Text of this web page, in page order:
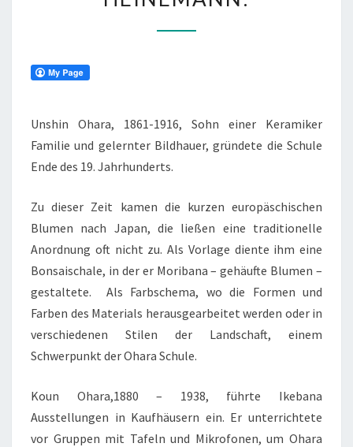
MOHRMANN-
Unshin Ohara, 1861-1916, Sohn einer Keramiker
Familie und gelernter Bildhauer, gründete die Schule
Ende des 19. Jahrhunderts.
Zu dieser Zeit kamen die kurzen europäschischen
Blumen nach Japan, die ließen eine traditionelle
Anordnung oft nicht zu. Als Vorlage diente ihm eine
Bonsaischale, in der er Moribana – gehäufte Blumen –
gestaltete. Als Farbschema, wo die Formen und
Farben des Materials herausgearbeitet werden oder in
verschiedenen Stilen der Landschaft, einem
Schwerpunkt der Ohara Schule.
Koun Ohara,1880 – 1938, führte Ikebana
Ausstellungen in Kaufhäusern ein. Er unterrichtete
vor Gruppen mit Tafeln und Mikrofonen, um Ohara